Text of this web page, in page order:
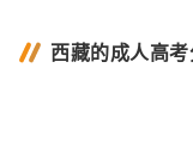
西藏的成人高